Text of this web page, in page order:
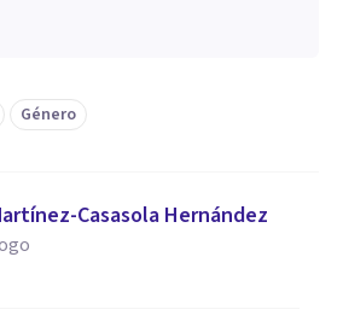
Género
Casasola Hernández